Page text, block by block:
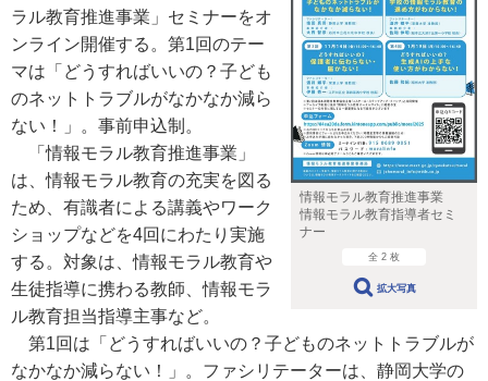
情報モラル教育推進事業
情報モラル教育指導者セミ
ナー
全 2 枚
拡大写真
ラル教育推進事業」セミナーをオ
ンライン開催する。第1回のテー
マは「どうすればいいの？子ども
のネットトラブルがなかなか減ら
ない！」。事前申込制。
「情報モラル教育推進事業」
は、情報モラル教育の充実を図る
ため、有識者による講義やワーク
ショップなどを4回にわたり実施
する。対象は、情報モラル教育や
生徒指導に携わる教師、情報モラ
ル教育担当指導主事など。
第1回は「どうすればいいの？子どものネットトラブルが
なかなか減らない！」。ファシリテーターは、静岡大学の